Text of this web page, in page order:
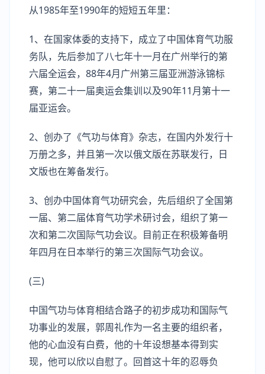
从1985年至1990年的短短五年里：
1、在国家体委的支持下，成立了中国体育气功服
务队，先后参加了八七年十一月在广州举行的第
六届全运会，88年4月广州第三届亚洲游泳锦标
赛，第二十一届奥运会集训以及90年11月第十一
届亚运会。
2、创办了《气功与体育》杂志，在国内外发行十
万册之多，并且第一次以俄文版在苏联发行，日
文版也在筹备发行。
3、创办中国体育气功研究会，先后组织了全国第
一届、第二届体育气功学术研讨会，组织了第一
次和第二次国际气功会议。目前正在积极筹备明
年四月在日本举行的第三次国际气功会议。
(三)
中国气功与体育相结合路子的初步成功和国际气
功事业的发展，郭周礼作为一名主要的组织者，
他的心血没有白费，他的十年设想基本得到实
现，他可以欣以自慰了。回首这十年的忍辱负